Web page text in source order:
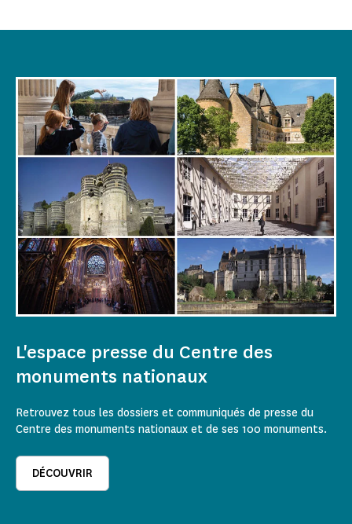
L'espace presse du Centre des
monuments nationaux
Retrouvez tous les dossiers et communiqués de presse du
Centre des monuments nationaux et de ses 100 monuments.
DÉCOUVRIR